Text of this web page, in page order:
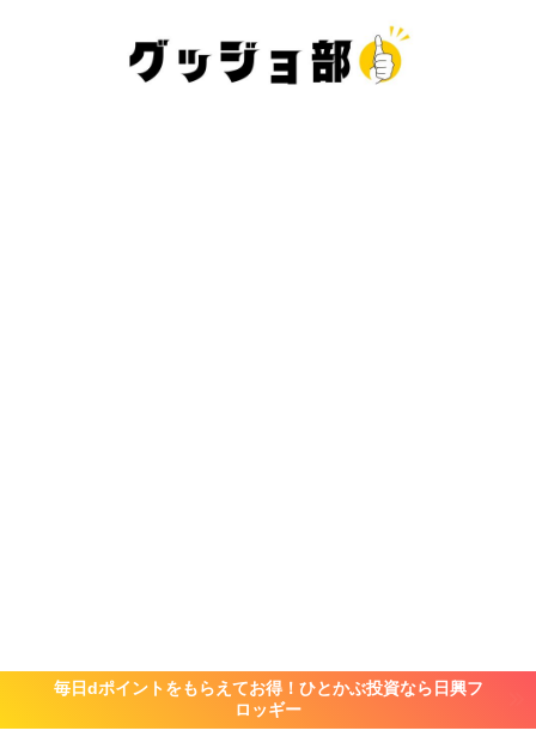
毎日dポイントをもらえてお得！ひとかぶ投資なら日興フ
ロッギー